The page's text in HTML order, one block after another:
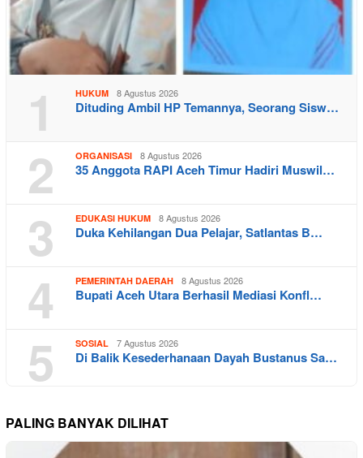
1 HUKUM 8 Agustus 2026
Dituding Ambil HP Temannya, Seorang Sisw…
2 ORGANISASI 8 Agustus 2026
35 Anggota RAPI Aceh Timur Hadiri Muswil…
3 EDUKASI HUKUM 8 Agustus 2026
Duka Kehilangan Dua Pelajar, Satlantas B…
4 PEMERINTAH DAERAH 8 Agustus 2026
Bupati Aceh Utara Berhasil Mediasi Konfl…
5 SOSIAL 7 Agustus 2026
Di Balik Kesederhanaan Dayah Bustanus Sa…
PALING BANYAK DILIHAT